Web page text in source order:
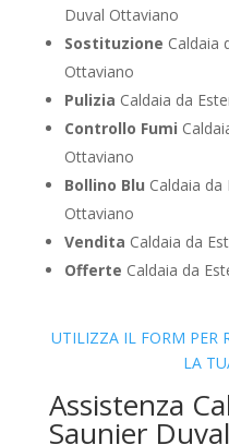
Duval Ottaviano
Sostituzione Caldaia
Ottaviano
Pulizia Caldaia da
Controllo Fumi
Ottaviano
Bollino Blu Caldaia da
Ottaviano
Vendita Caldaia da
Offerte Caldaia da
UTILIZZA IL FORM PER
LA
Assistenza
Saunier Duval